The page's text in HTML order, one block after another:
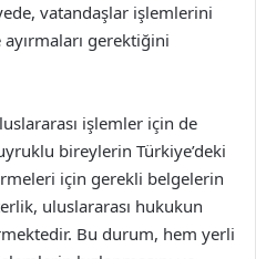
vatandaşlar işlemlerini
gerektiğini
işlemler için de
bireylerin Türkiye’deki
için gerekli belgelerin
uluslararası hukukun
Bu durum, hem yerli